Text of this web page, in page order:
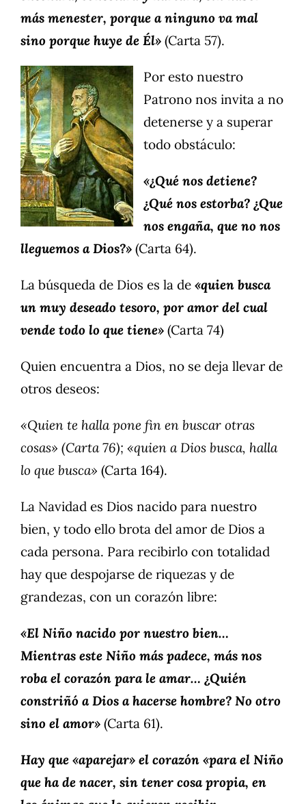
más menester, porque a ninguno va mal
sino porque huye de Él» (Carta 57).
Por esto nuestro
Patrono nos invita a no
detenerse y a superar
todo obstáculo:
«¿Qué nos detiene?
¿Qué nos estorba? ¿Que
nos engaña, que no nos
lleguemos a Dios?» (Carta 64).
La búsqueda de Dios es la de «quien busca
un muy deseado tesoro, por amor del cual
vende todo lo que tiene» (Carta 74)
Quien encuentra a Dios, no se deja llevar de
otros deseos:
«Quien te halla pone fin en buscar otras
cosas» (Carta 76); «quien a Dios busca, halla
lo que busca» (Carta 164).
La Navidad es Dios nacido para nuestro
bien, y todo ello brota del amor de Dios a
cada persona. Para recibirlo con totalidad
hay que despojarse de riquezas y de
grandezas, con un corazón libre:
«El Niño nacido por nuestro bien…
Mientras este Niño más padece, más nos
roba el corazón para le amar… ¿Quién
constriñó a Dios a hacerse hombre? No otro
sino el amor» (Carta 61).
Hay que «aparejar» el corazón «para el Niño
que ha de nacer, sin tener cosa propia, en